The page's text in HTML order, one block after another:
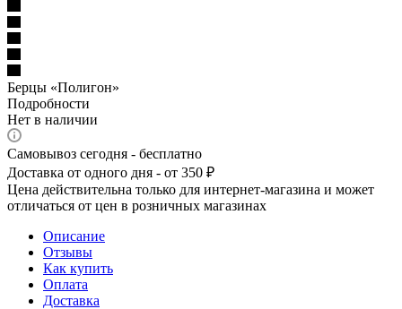
Берцы «Полигон»
Подробности
Нет в наличии
Самовывоз сегодня - бесплатно
Доставка от одного дня - от 350 ₽
Цена действительна только для интернет-магазина и может
отличаться от цен в розничных магазинах
Описание
Отзывы
Как купить
Оплата
Доставка